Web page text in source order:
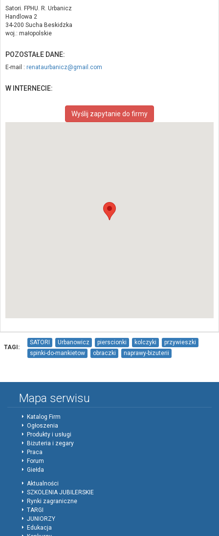
Satori. FPHU. R. Urbanicz
Handlowa 2
34-200 Sucha Beskidzka
woj.: małopolskie
POZOSTAŁE DANE:
E-mail : renataurbanicz@gmail.com
W INTERNECIE:
Wyślij zapytanie do firmy
TAGI:
SATORI Urbanowicz pierscionki kolczyki
przywieszki
spinki-do-mankietow
obraczki
naprawy-bizuterii
Mapa serwisu
Katalog Firm
Ogłoszenia
Produkty i usługi
Biżuteria i zegary
Praca
Forum
Giełda
Aktualności
SZKOLENIA JUBILERSKIE
Rynki zagraniczne
TARGI
JUNIORZY
Edukacja